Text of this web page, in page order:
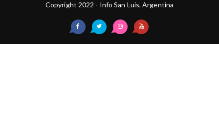
Copyright 2022 - Info San Luis, Argentina